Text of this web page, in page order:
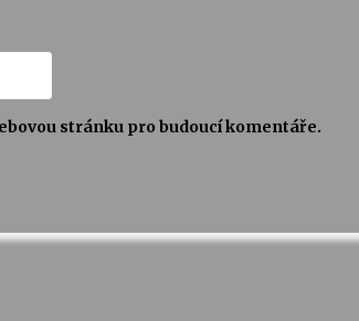
stránku pro budoucí komentáře.